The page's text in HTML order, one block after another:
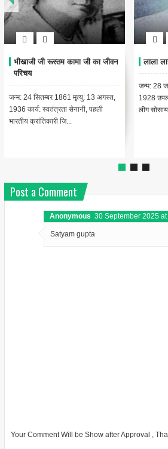
राजा रमन्ना जी का जीवन परिचय
जन्म: 28 जनवरी, 1925, तिप्तुर, तुमकूर,
कर्नाटक मृत्यु: 24 सितम्बर 2004, मुंबई,
महाराष्ट्र कार्यक्...
जन्म: 15
कोलार,
एवं
Post a Comment
Anonymous 30 September 2025
Satyam gupta
Your Comment Will be Show after Approval ,